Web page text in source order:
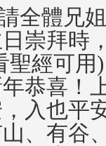
全體兄
崇拜時
聖經可用
恭喜！
入也平
、有谷